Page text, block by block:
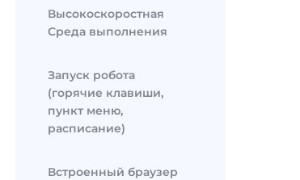
Высокоскоростная
Среда выполнения
Запуск робота
(горячие клавиши,
пункт меню,
расписание)
Встроенный браузер